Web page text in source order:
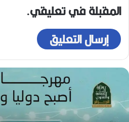
المقبلة في تعليقي.
هواري
عوينات..
أيقونة
البهجة
في